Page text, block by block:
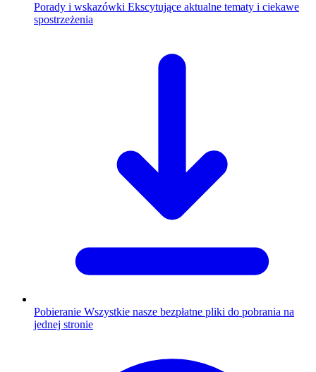
Porady i wskazówki Ekscytujące aktualne tematy i ciekawe
spostrzeżenia
Pobieranie Wszystkie nasze bezpłatne pliki do pobrania na
jednej stronie